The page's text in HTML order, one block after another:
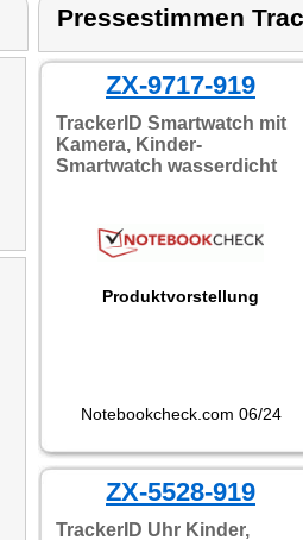
Pressestimmen
ZX-9717-919
TrackerID Smartwatch mit
Kamera, Kinder-
Smartwatch wasserdicht
Produktvorstellung
Notebookcheck.com 06/24
ZX-5528-919
TrackerID Uhr Kinder,